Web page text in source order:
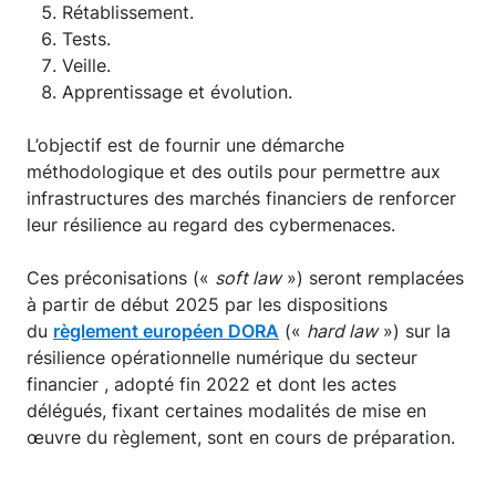
Rétablissement.
Tests.
Veille.
Apprentissage et évolution.
L’objectif est de fournir une démarche
méthodologique et des outils pour permettre aux
infrastructures des marchés financiers de renforcer
leur résilience au regard des cybermenaces.
Ces préconisations (« soft law») seront remplacées
à partir de début 2025 par les dispositions
du règlement européen DORA (« hard law») sur la
résilience opérationnelle numérique du secteur
financier , adopté fin 2022 et dont les actes
délégués, fixant certaines modalités de mise en
œuvre du règlement, sont en cours de préparation.